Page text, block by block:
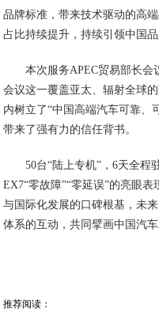
体验。黄金增程与铂金纯电带
契合APEC会议环保相关议题
来的这些来自政商精英的认可
以APEC为锚点，探索中国
“星途，是中国汽车工业
当前，全球汽车产业迎来
来了重塑全球高端汽车格局的
超过57万辆，全球累计用户突
来自奇瑞。
托“技术奇瑞”的全球六大研发